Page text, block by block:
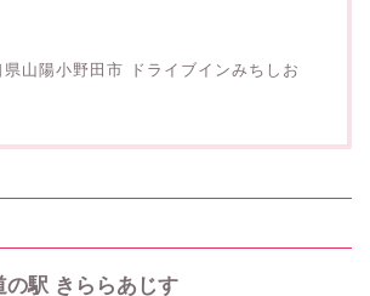
県山陽小野田市 ドライブインみちしお
の駅 きららあじす